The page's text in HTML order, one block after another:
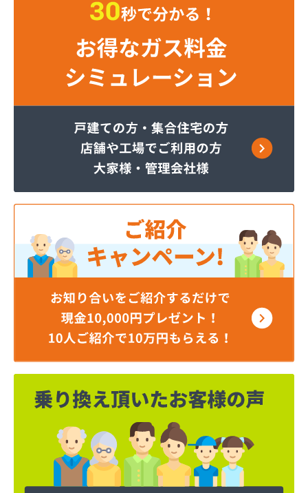
レモンガス株式会社 埼玉支店
レモンガス株式会社 東松山支店
伊藤忠エネクスホームライフ関東株式会社 狭山営
伊藤忠エネクスホームライフ関東株式会社 新座支
横川石油ガス株式会社
河原実業株式会社 越谷営業所
河原実業株式会社 川口営業所
河原実業株式会社 白岡営業所
角栄ガス株式会社 西坂戸サービスセンター
株式会社イイノ
株式会社イケダ
株式会社いるま野サービス燃料課西部店
株式会社いるま野サービス燃料課南古谷店
株式会社エクシング 戸田営業所
株式会社エクシング 朝霞営業所
株式会社えぐち
株式会社エネサンス関東 埼玉営業所
株式会社エネサンス関東 飯能営業所
株式会社オガワ総業エコロジー
株式会社キヨハラ